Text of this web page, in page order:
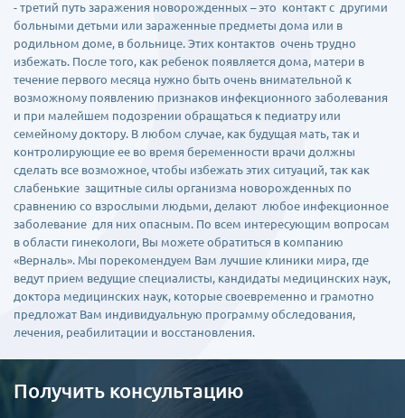
- третий путь заражения новорожденных – это контакт с другими
больными детьми или зараженные предметы дома или в
родильном доме, в больнице. Этих контактов очень трудно
избежать. После того, как ребенок появляется дома, матери в
течение первого месяца нужно быть очень внимательной к
возможному появлению признаков инфекционного заболевания
и при малейшем подозрении обращаться к педиатру или
семейному доктору. В любом случае, как будущая мать, так и
контролирующие ее во время беременности врачи должны
сделать все возможное, чтобы избежать этих ситуаций, так как
слабенькие защитные силы организма новорожденных по
сравнению со взрослыми людьми, делают любое инфекционное
заболевание для них опасным. По всем интересующим вопросам
в области гинекологи, Вы можете обратиться в компанию
«Верналь». Мы порекомендуем Вам лучшие клиники мира, где
ведут прием ведущие специалисты, кандидаты медицинских наук,
доктора медицинских наук, которые своевременно и грамотно
предложат Вам индивидуальную программу обследования,
лечения, реабилитации и восстановления.
Получить консультацию